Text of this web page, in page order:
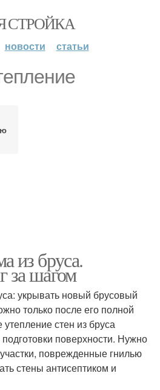
СТРОЙКА
новости статьи
из бруса.
за шагом
укрывать новый брусовый
только после его полной
стен из бруса
поверхности. Нужно
поврежденные гнилью
стены антисептиком и